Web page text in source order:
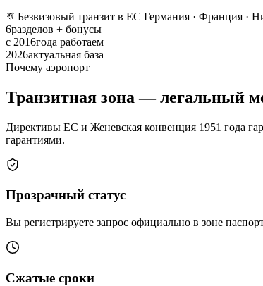
Безвизовый транзит в ЕС Германия · Франция ·
6разделов + бонусы
с 2016года работаем
2026актуальная база
Почему аэропорт
Транзитная зона — легальный
Директивы ЕС и Женевская конвенция 1951 года
гарантиями.
Прозрачный статус
Вы регистрируете запрос официально в зоне
Сжатые сроки